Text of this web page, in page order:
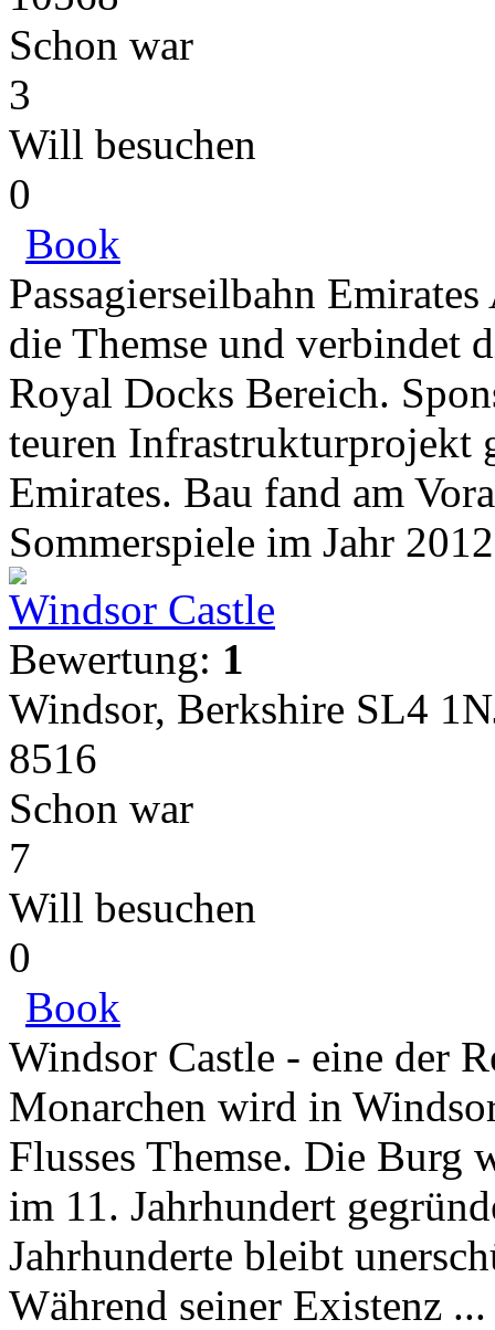
Schon war
3
Will besuchen
0
Book
Passagierseilbahn
die Themse und verbindet
Royal Docks Bereich.
teuren Infrastrukturprojekt
Emirates. Bau fand am
Sommerspiele im Jahr
Windsor Castle
Bewertung: 1
Windsor, Berkshire SL4
8516
Schon war
7
Will besuchen
0
Book
Windsor Castle - eine der
Monarchen wird in
Flusses Themse. Die Burg
im 11. Jahrhundert
Jahrhunderte bleibt
Während seiner Existenz ...